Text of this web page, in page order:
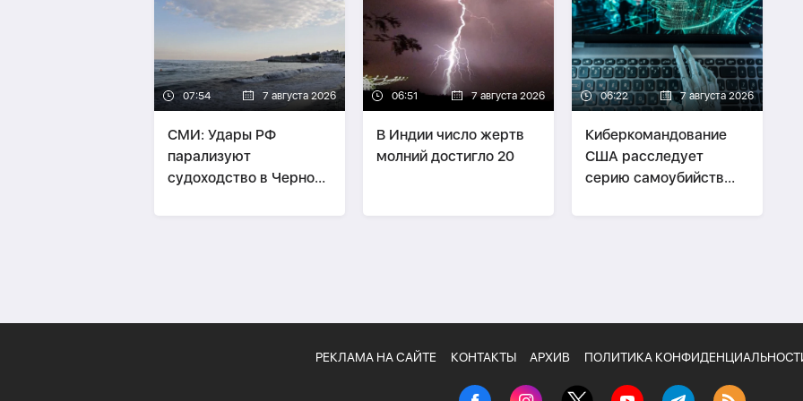
07:54 7 августа 2026
СМИ: Удары РФ
парализуют
судоходство в Черном
06:51 7 августа 2026
В Индии число жертв
молний достигло 20
06:22 7 августа 2026
Киберкомандование
США расследует
серию самоубийств
РЕКЛАМА НА САЙТЕ КОНТАКТЫ АРХИВ ПОЛИТИКА